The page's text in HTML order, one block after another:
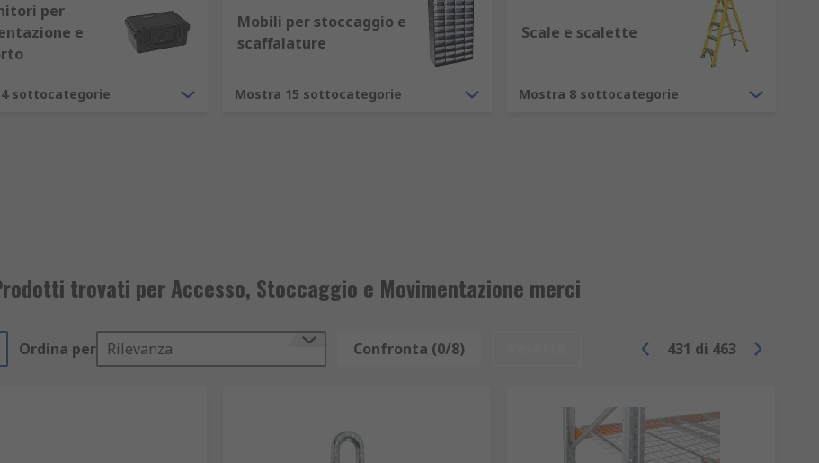
per
e
sottocategorie
Mobili per stoccaggio e
scaffalature
Mostra 15 sottocategorie
Scale e scalette
Mostra 8 sottocategorie
trovati per Accesso, Stoccaggio e Movimentazione merci
Ordina per Rilevanza Confronta (0/8) 431 di 463